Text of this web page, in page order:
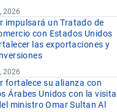
2026
impulsará un Tratado de
con Estados Unidos
las exportaciones y
2026
fortalece su alianza con
Árabes Unidos con la visita
ministro Omar Sultan Al